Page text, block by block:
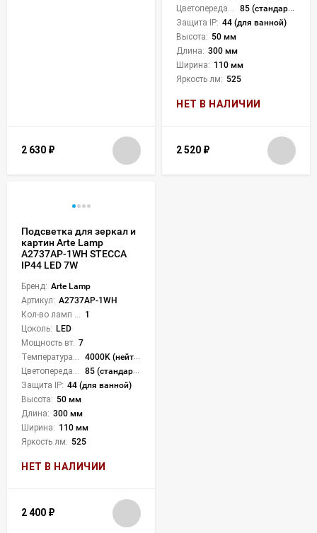
2 630 ₽
85 (стандартная)
Защита IP: 44 (для ванной)
Высота: 50 мм
Длина: 300 мм
Ширина: 110 мм
Яркость лм: 525
НЕТ В НАЛИЧИИ
2 520 ₽
Подсветка для зеркал и
картин Arte Lamp
A2737AP-1WH STECCA
IP44 LED 7W
Бренд: Arte Lamp
Артикул: A2737AP-1WH
1
Цоколь: LED
Мощность вт: 7
4000K (нейтральный)
85 (стандартная)
Защита IP: 44 (для ванной)
Высота: 50 мм
Длина: 300 мм
Ширина: 110 мм
Яркость лм: 525
НЕТ В НАЛИЧИИ
2 400 ₽